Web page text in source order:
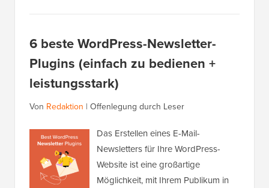
6 beste WordPress-Newsletter-
Plugins (einfach zu bedienen +
leistungsstark)
Von Redaktion | Offenlegung durch Leser
Das Erstellen eines E-Mail-
Newsletters für Ihre WordPress-
Website ist eine großartige
Möglichkeit, mit Ihrem Publikum in